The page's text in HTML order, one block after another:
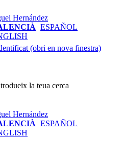
ESPAÑOL
(obri en nova finestra)
la teua cerca
ESPAÑOL